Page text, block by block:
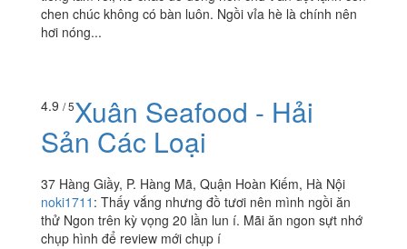
chen chúc không có bàn luôn. Ngồi vỉa hè là chính nên
hơi nóng...
4.9 / 5Xuân Seafood - Hải
Sản Các Loại
37 Hàng Giầy, P. Hàng Mã, Quận Hoàn Kiếm, Hà Nội
noki1711 : Thấy vắng nhưng đồ tươi nên mình ngồi ăn
thử Ngon trên kỳ vọng 20 lần lun í. Mãi ăn ngon sựt nhớ
chụp hình để review mới chụp í